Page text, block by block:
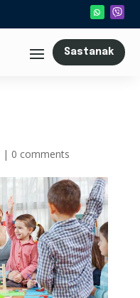
Sastanak
| 0 comments